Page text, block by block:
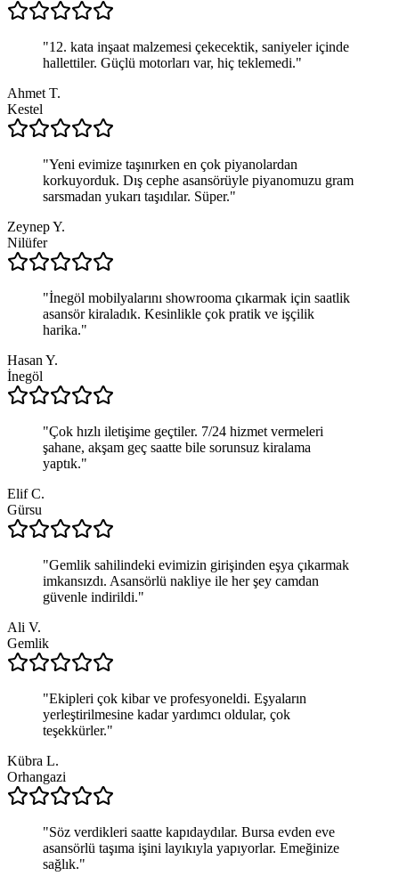
"12. kata inşaat malzemesi çekecektik, saniyeler içinde
hallettiler. Güçlü motorları var, hiç teklemedi."
Ahmet T.
Kestel
"Yeni evimize taşınırken en çok piyanolardan
korkuyorduk. Dış cephe asansörüyle piyanomuzu gram
sarsmadan yukarı taşıdılar. Süper."
Zeynep Y.
Nilüfer
"İnegöl mobilyalarını showrooma çıkarmak için saatlik
asansör kiraladık. Kesinlikle çok pratik ve işçilik
harika."
Hasan Y.
İnegöl
"Çok hızlı iletişime geçtiler. 7/24 hizmet vermeleri
şahane, akşam geç saatte bile sorunsuz kiralama
yaptık."
Elif C.
Gürsu
"Gemlik sahilindeki evimizin girişinden eşya çıkarmak
imkansızdı. Asansörlü nakliye ile her şey camdan
güvenle indirildi."
Ali V.
Gemlik
"Ekipleri çok kibar ve profesyoneldi. Eşyaların
yerleştirilmesine kadar yardımcı oldular, çok
teşekkürler."
Kübra L.
Orhangazi
"Söz verdikleri saatte kapıdaydılar. Bursa evden eve
asansörlü taşıma işini layıkıyla yapıyorlar. Emeğinize
sağlık."